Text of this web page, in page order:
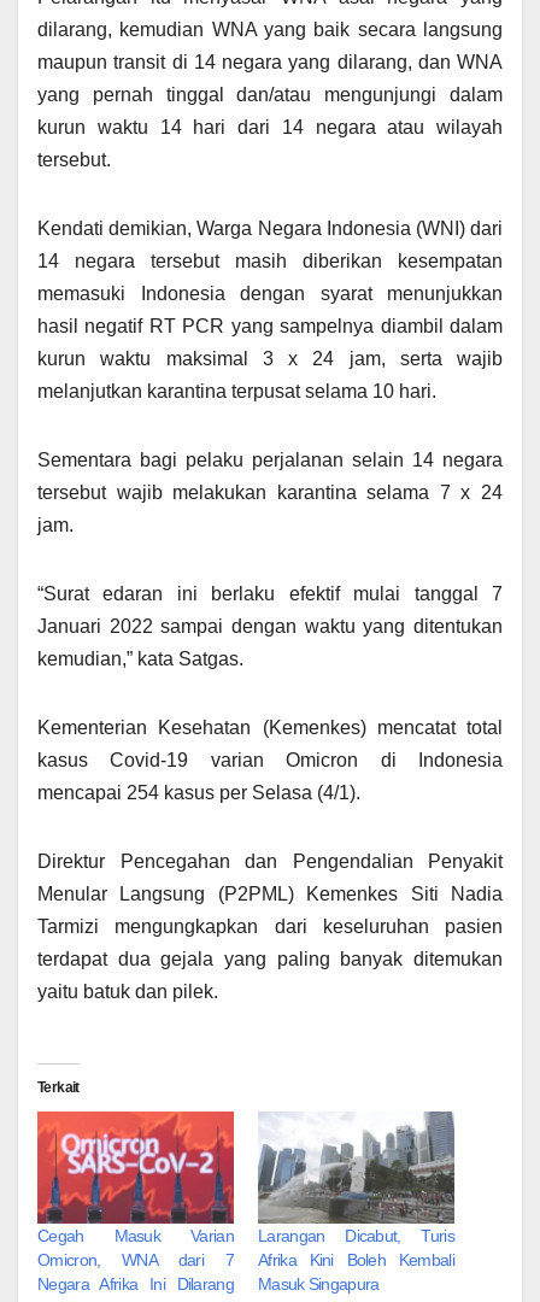
dilarang, kemudian WNA yang baik secara langsung
maupun transit di 14 negara yang dilarang, dan WNA
yang pernah tinggal dan/atau mengunjungi dalam
kurun waktu 14 hari dari 14 negara atau wilayah
tersebut.
Kendati demikian, Warga Negara Indonesia (WNI) dari
14 negara tersebut masih diberikan kesempatan
memasuki Indonesia dengan syarat menunjukkan
hasil negatif RT PCR yang sampelnya diambil dalam
kurun waktu maksimal 3 x 24 jam, serta wajib
melanjutkan karantina terpusat selama 10 hari.
Sementara bagi pelaku perjalanan selain 14 negara
tersebut wajib melakukan karantina selama 7 x 24
jam.
“Surat edaran ini berlaku efektif mulai tanggal 7
Januari 2022 sampai dengan waktu yang ditentukan
kemudian,” kata Satgas.
Kementerian Kesehatan (Kemenkes) mencatat total
kasus Covid-19 varian Omicron di Indonesia
mencapai 254 kasus per Selasa (4/1).
Direktur Pencegahan dan Pengendalian Penyakit
Menular Langsung (P2PML) Kemenkes Siti Nadia
Tarmizi mengungkapkan dari keseluruhan pasien
terdapat dua gejala yang paling banyak ditemukan
yaitu batuk dan pilek.
Terkait
Cegah Masuk Varian
Omicron, WNA dari 7
Negara Afrika Ini Dilarang
Larangan Dicabut, Turis
Afrika Kini Boleh Kembali
Masuk Singapura